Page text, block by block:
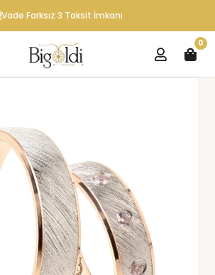
Vade Farksız 3 Taksit İmkanı
0